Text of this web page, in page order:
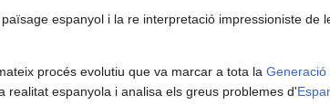
espanyol i la re interpretació impressioniste de
procés evolutiu que va marcar a tota la Generació
espanyola i analisa els greus problemes d'